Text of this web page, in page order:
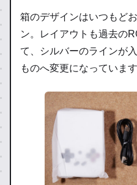
箱のデザインはいつもど
ン。レイアウトも過去の
て、シルバーのラインが
ものへ変更になっています